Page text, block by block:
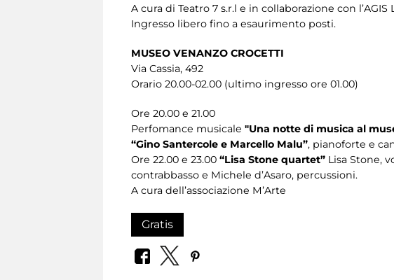
A cura di Teatro 7 s.r.l e in collaborazione con l’AGIS
Ingresso libero fino a esaurimento posti.
MUSEO VENANZO CROCETTI
Via Cassia, 492
Orario 20.00-02.00 (ultimo ingresso ore 01.00)
Ore 20.00 e 21.00
Perfomance musicale "Una notte di musica al
“Gino Santercole e Marcello Malu”, pianoforte e
Ore 22.00 e 23.00 “Lisa Stone quartet” Lisa Stone,
contrabbasso e Michele d’Asaro, percussioni.
A cura dell’associazione M’Arte
Gratis